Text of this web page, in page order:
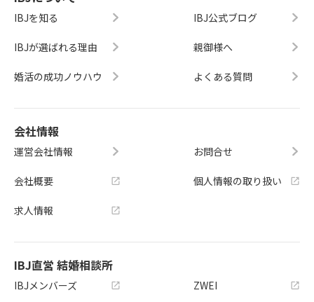
IBJを知る
IBJが選ばれる理由
婚活の成功ノウハウ
IBJ公式ブログ
親御様へ
よくある質問
会社情報
運営会社情報
会社概要
求人情報
お問合せ
個人情報の取り扱い
IBJ直営 結婚相談所
IBJメンバーズ ZWEI